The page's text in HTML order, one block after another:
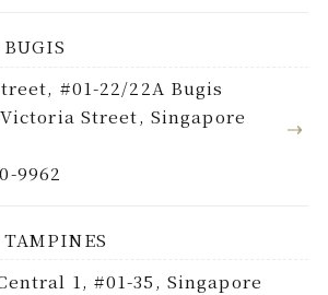
#01-22/22A Bugis
Street, Singapore
9962
1, #01-35, Singapore